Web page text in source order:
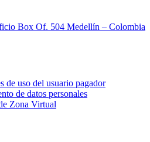
Box Of. 504 Medellín – Colombia
de uso del usuario pagador
de datos personales
Zona Virtual